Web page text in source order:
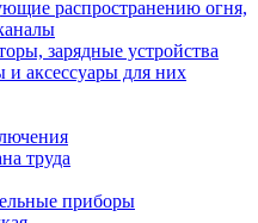
распространению огня,
зарядные устройства
аксессуары для них
труда
приборы